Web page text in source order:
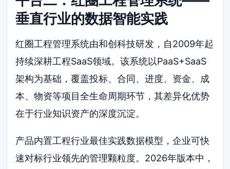
垂直行业的数据智能实践
红圈工程管理系统由和创科技研发，自2009年起
持续深耕工程SaaS领域。该系统以PaaS+SaaS
架构为基础，覆盖投标、合同、进度、资金、成
本、物资等项目全生命周期环节，其差异化优势
在于行业知识资产的深度沉淀。
产品内置工程行业最佳实践数据模型，企业可快
速对标行业领先的管理颗粒度。2026年版本中，